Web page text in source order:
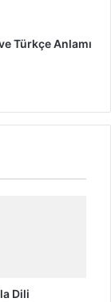
Türkçe Anlamı
Dili